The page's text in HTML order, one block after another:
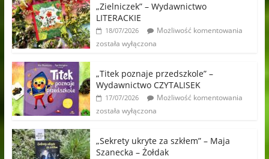
„Zielniczek” – Wydawnictwo
LITERACKIE
18/07/2026
Możliwość komentowania
została wyłączona
„Titek poznaje przedszkole” –
Wydawnictwo CZYTALISEK
17/07/2026
Możliwość komentowania
została wyłączona
„Sekrety ukryte za szkłem” – Maja
Szanecka – Żołdak